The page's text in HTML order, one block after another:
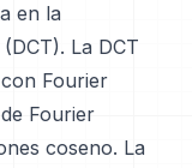
en la
La DCT
Fourier
Fourier
coseno. La